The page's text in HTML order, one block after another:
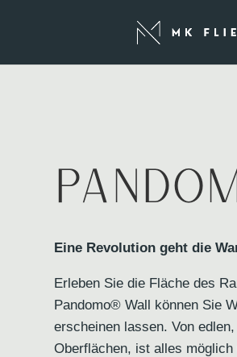
Eine Revolution geht die
Erleben Sie die Fläche des
Pandomo® Wall können Sie
erscheinen lassen. Von
Oberflächen, ist alles